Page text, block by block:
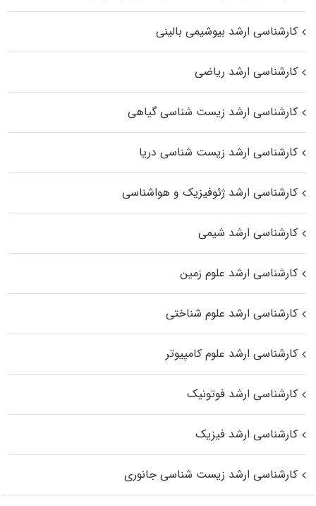
کارشناسی ارشد بیوشیمی بالینی
کارشناسی ارشد ریاضی
کارشناسی ارشد زیست‌ شناسی گیاهی
کارشناسی ارشد زیست‌ شناسی دریا
کارشناسی ارشد ژئوفیزیک و هواشناسی
کارشناسی ارشد شیمی
کارشناسی ارشد علوم زمین
کارشناسی ارشد علوم شناختی
کارشناسی ارشد علوم کامپیوتر
کارشناسی ارشد فوتونیک
کارشناسی ارشد فیزیک
کارشناسی ارشد زیست‌ شناسی جانوری